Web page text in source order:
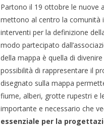
Partono il 19 ottobre le nuove
mettono al centro la comunità
interventi per la definizione
modo partecipato
della mappa è quella di
possibilità di rappresentare il
disegnato sulla mappa
fiume, alberi, grotte rupestri e
importante e necessario che
essenziale per la